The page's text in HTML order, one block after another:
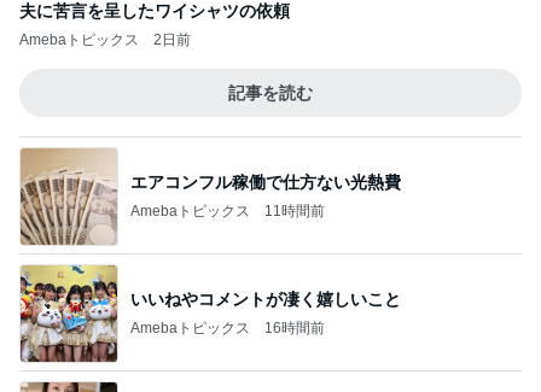
夫に苦言を呈したワイシャツの依頼
Amebaトピックス 2日前
記事を読む
エアコンフル稼働で仕方ない光熱費
Amebaトピックス 11時間前
いいねやコメントが凄く嬉しいこと
Amebaトピックス 16時間前